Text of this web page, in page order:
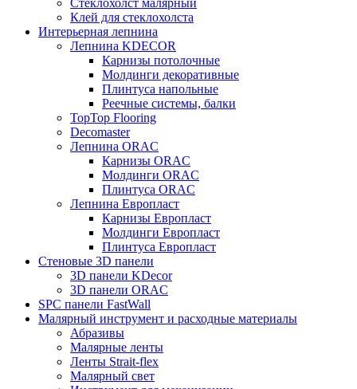
Стеклохолст малярный
Клей для стеклохолста
Интерьерная лепнина
Лепнина KDECOR
Карнизы потолочные
Молдинги декоративные
Плинтуса напольные
Реечные системы, балки
TopTop Flooring
Decomaster
Лепнина ORAC
Карнизы ORAC
Молдинги ORAC
Плинтуса ORAC
Лепнина Европласт
Карнизы Европласт
Молдинги Европласт
Плинтуса Европласт
Стеновые 3D панели
3D панели KDecor
3D панели ORAC
SPC панели FastWall
Малярный инструмент и расходные материалы
Абразивы
Малярные ленты
Ленты Strait-flex
Малярный свет